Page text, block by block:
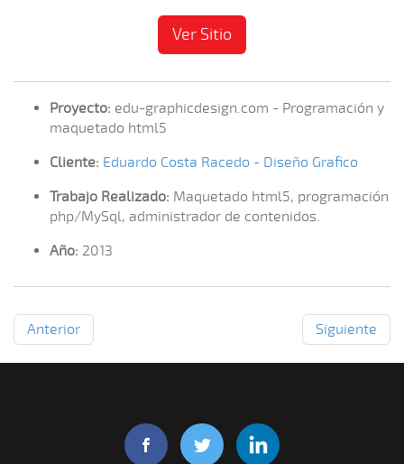
Ver Sitio
Proyecto: edu-graphicdesign.com - Programación y
maquetado html5
Cliente: Eduardo Costa Racedo - Diseño Grafico
Trabajo Realizado: Maquetado html5, programación
php/MySql, administrador de contenidos.
Año: 2013
Anterior Siguiente